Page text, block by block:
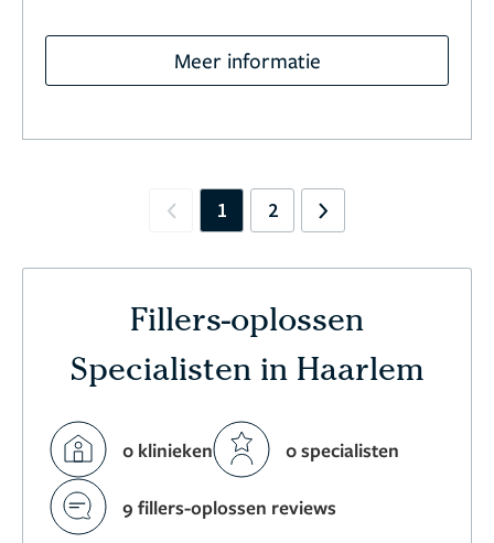
Meer informatie
Previous
1 2 Next
Fillers-oplossen
Specialisten in Haarlem
0 klinieken 0 specialisten
9 fillers-oplossen reviews